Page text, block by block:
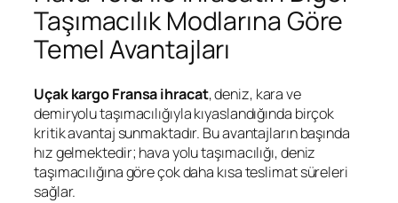
Taşımacılık Modlarına Göre
Temel Avantajları
Uçak kargo Fransa ihracat, deniz, kara ve
demiryolu taşımacılığıyla kıyaslandığında birçok
kritik avantaj sunmaktadır. Bu avantajların başında
hız gelmektedir; hava yolu taşımacılığı, deniz
taşımacılığına göre çok daha kısa teslimat süreleri
sağlar.